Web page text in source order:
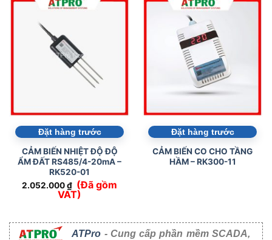
Đặt hàng trước
CẢM BIẾN NHIỆT ĐỘ ĐỘ
ẨM ĐẤT RS485/4-20mA –
RK520-01
2.052.000₫ (Đã gồm
VAT)
Đặt hàng trước
CẢM BIẾN CO CHO TẦNG
HẦM – RK300-11
ATPro - Cung cấp phần mềm SCADA,